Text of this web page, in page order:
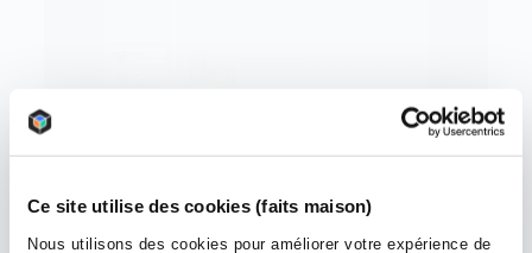
Ce site utilise des cookies (faits maison)
Nous utilisons des cookies pour améliorer votre expérience de